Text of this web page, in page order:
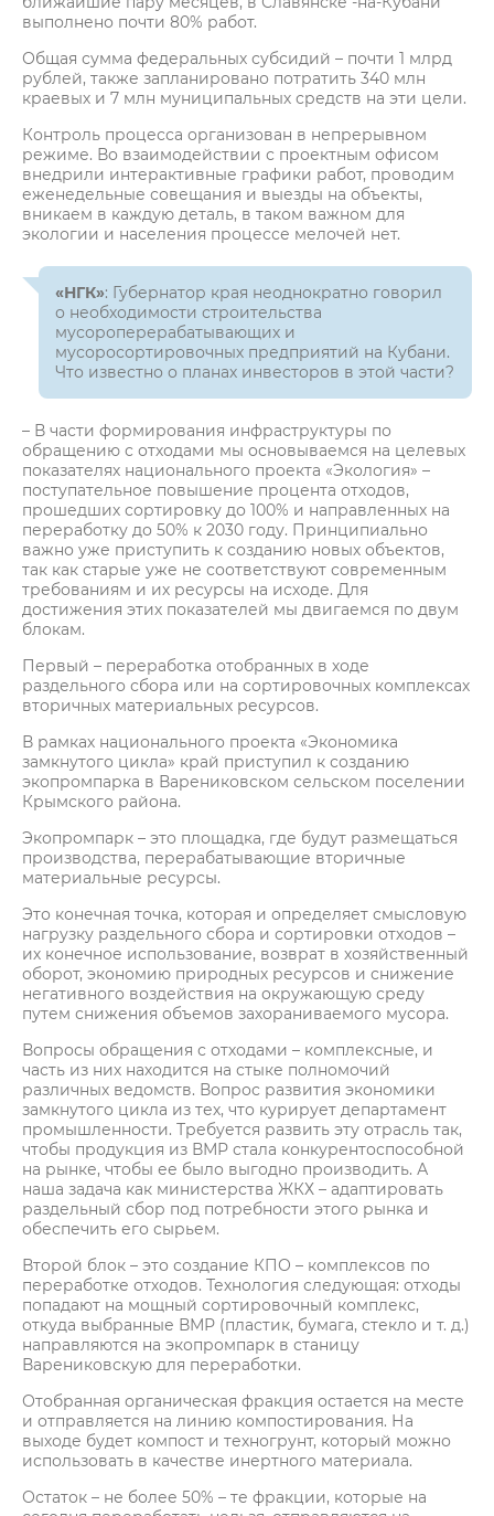
выполнено почти 80% работ.
Общая сумма федеральных субсидий – почти 1 млрд
рублей, также запланировано потратить 340 млн
краевых и 7 млн муниципальных средств на эти цели.
Контроль процесса организован в непрерывном
режиме. Во взаимодействии с проектным офисом
внедрили интерактивные графики работ, проводим
еженедельные совещания и выезды на объекты,
вникаем в каждую деталь, в таком важном для
экологии и населения процессе мелочей нет.
«НГК»: Губернатор края неоднократно говорил
о необходимости строительства
мусороперерабатывающих и
мусоросортировочных предприятий на Кубани.
Что известно о планах инвесторов в этой части?
– В части формирования инфраструктуры по
обращению с отходами мы основываемся на целевых
показателях национального проекта «Экология» –
поступательное повышение процента отходов,
прошедших сортировку до 100% и направленных на
переработку до 50% к 2030 году. Принципиально
важно уже приступить к созданию новых объектов,
так как старые уже не соответствуют современным
требованиям и их ресурсы на исходе. Для
достижения этих показателей мы двигаемся по двум
блокам.
Первый – переработка отобранных в ходе
раздельного сбора или на сортировочных комплексах
вторичных материальных ресурсов.
В рамках национального проекта «Экономика
замкнутого цикла» край приступил к созданию
экопромпарка в Варениковском сельском поселении
Крымского района.
Экопромпарк – это площадка, где будут размещаться
производства, перерабатывающие вторичные
материальные ресурсы.
Это конечная точка, которая и определяет смысловую
нагрузку раздельного сбора и сортировки отходов –
их конечное использование, возврат в хозяйственный
оборот, экономию природных ресурсов и снижение
негативного воздействия на окружающую среду
путем снижения объемов захораниваемого мусора.
Вопросы обращения с отходами – комплексные, и
часть из них находится на стыке полномочий
различных ведомств. Вопрос развития экономики
замкнутого цикла из тех, что курирует департамент
промышленности. Требуется развить эту отрасль так,
чтобы продукция из ВМР стала конкурентоспособной
на рынке, чтобы ее было выгодно производить. А
наша задача как министерства ЖКХ – адаптировать
раздельный сбор под потребности этого рынка и
обеспечить его сырьем.
Второй блок – это создание КПО – комплексов по
переработке отходов. Технология следующая: отходы
попадают на мощный сортировочный комплекс,
откуда выбранные ВМР (пластик, бумага, стекло и т. д.)
направляются на экопромпарк в станицу
Варениковскую для переработки.
Отобранная органическая фракция остается на месте
и отправляется на линию компостирования. На
выходе будет компост и техногрунт, который можно
использовать в качестве инертного материала.
Остаток – не более 50% – те фракции, которые на